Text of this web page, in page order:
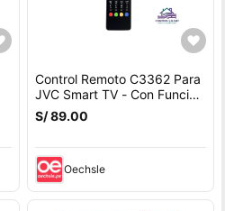
Control Remoto C3362 Para
JVC Smart TV - Con Función
De Voz
S/ 89.00
Oechsle